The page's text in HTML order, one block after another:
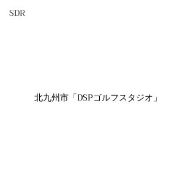
SDR
北九州市「DSPゴルフスタジオ」